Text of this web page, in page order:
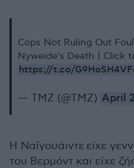
Cops Not Ruling Out
Nyweide's Death | Click
https://t.co/
— TMZ (@TMZ) April
Η Ναϊγουάιντε είχε
του Βερμόντ και είχε